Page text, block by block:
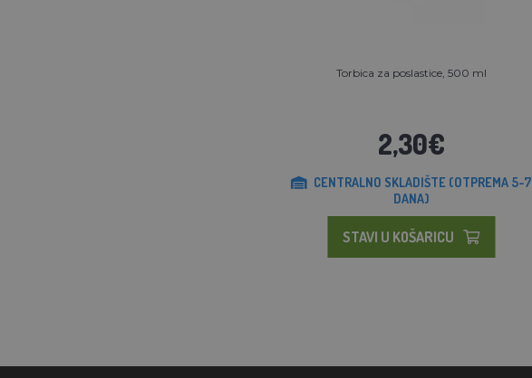
Torbica za poslastice, 500 ml
2,30€
CENTRALNO SKLADIŠTE (OTPREMA 5-7
DANA)
STAVI U KOŠARICU